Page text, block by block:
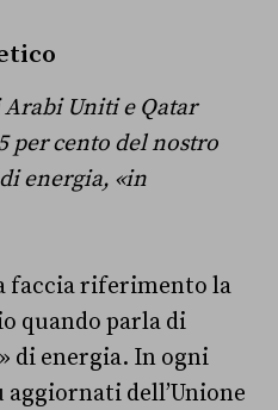
Uniti e Qatar
per cento del nostro
energia, «in
faccia riferimento la
quando parla di
di energia. In ogni
aggiornati dell’Unione